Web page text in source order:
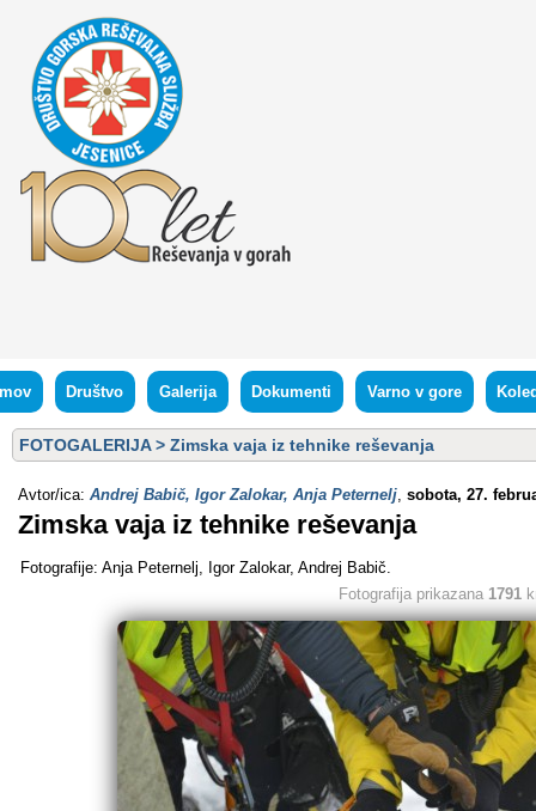
Društvo Galerija Dokumenti Varno v gore
FOTOGALERIJA> Zimska vaja iz tehnike reševanja
Avtor/ica: Andrej Babič, Igor Zalokar, Anja Peternelj, sobota, 27.
Zimska vaja iz tehnike reševanja
Fotografije: Anja Peternelj, Igor Zalokar, Andrej Babič.
Fotografija prikazana 1791